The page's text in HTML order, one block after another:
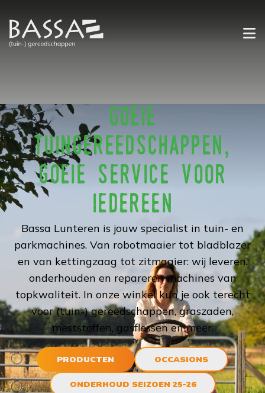
goeie
tuingereedschappen,
goeie service voor
iedereen
Bassa Lunteren is jouw specialist in tuin- en
parkmachines. Van robotmaaier tot bladblazer
en van kettingzaag tot zitmaaier: wij leveren,
onderhouden en repareren machines van
topkwaliteit. In onze winkel kun je ook terecht
voor (tuin-) gereedschappen, graszaden,
meststoffen, gasflessen en meer.
PRODUCTEN OCCASIONS
ONDERHOUD SEIZOEN 25-26